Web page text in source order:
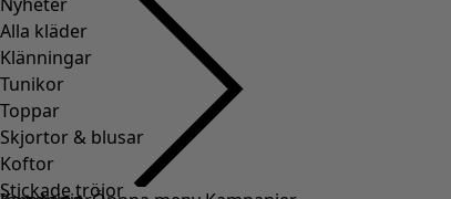
Alla kläder
Klänningar
Tunikor
Toppar
Skjortor & blusar
Koftor
Stickade tröjor